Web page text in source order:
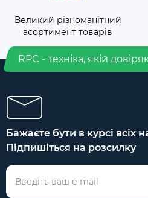
Великий різноманітний
асортимент товарів
RPC - техніка, якій
Бажаєте бути в курсі всіх
Підпишіться на розсилку